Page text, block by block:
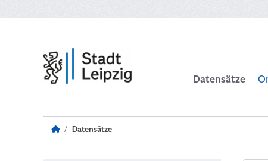
Datensätze
Datensätze